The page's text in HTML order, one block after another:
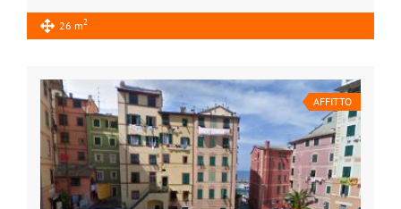
26 m2
AFFITTO